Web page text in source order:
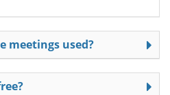
meetings used?